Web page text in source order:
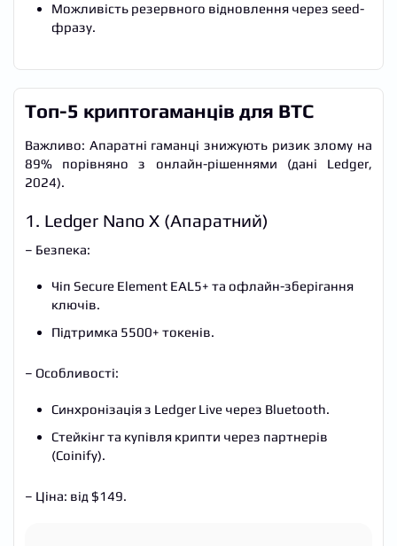
Можливість резервного відновлення через seed-
фразу.
Топ-5 криптогаманців для BTC
Важливо: Апаратні гаманці знижують ризик злому на
89% порівняно з онлайн-рішеннями (дані Ledger,
2024).
1. Ledger Nano X (Апаратний)
– Безпека:
Чіп Secure Element EAL5+ та офлайн-зберігання
ключів.
Підтримка 5500+ токенів.
– Особливості:
Синхронізація з Ledger Live через Bluetooth.
Стейкінг та купівля крипти через партнерів
(Coinify).
– Ціна: від $149.